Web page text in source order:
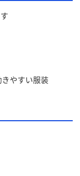
やすい服装